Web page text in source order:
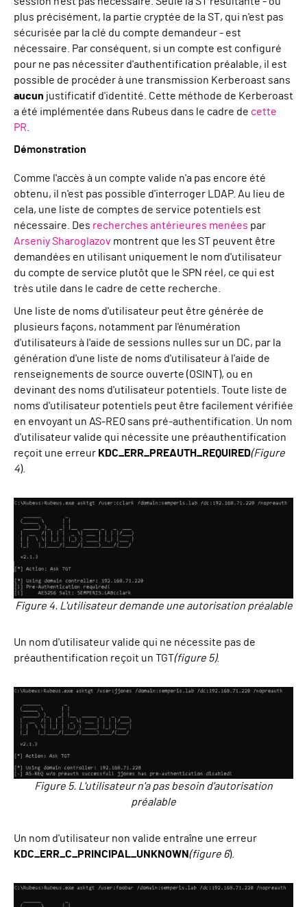
plus précisément, la partie cryptée de la ST, qui n'est pas
sécurisée par la clé du compte demandeur - est
nécessaire. Par conséquent, si un compte est configuré
pour ne pas nécessiter d'authentification préalable, il est
possible de procéder à une transmission Kerberoast sans
aucun justificatif d'identité. Cette méthode de Kerberoast
a été implémentée dans Rubeus dans le cadre de cette
PR
Démonstration
Comme l'accès à un compte valide n'a pas encore été
obtenu, il n'est pas possible d'interroger LDAP. Au lieu de
cela, une liste de comptes de service potentiels est
nécessaire. Des recherches antérieures menées par
Arseniy Sharoglazov montrent que les ST peuvent être
demandées en utilisant uniquement le nom d'utilisateur
du compte de service plutôt que le SPN réel, ce qui est
très utile dans le cadre de cette recherche.
Une liste de noms d'utilisateur peut être générée de
plusieurs façons, notamment par l'énumération
d'utilisateurs à l'aide de sessions nulles sur un DC, par la
génération d'une liste de noms d'utilisateur à l'aide de
renseignements de source ouverte (OSINT), ou en
devinant des noms d'utilisateur potentiels. Toute liste de
noms d'utilisateur potentiels peut être facilement vérifiée
en envoyant un AS-REQ sans pré-authentification. Un nom
d'utilisateur valide qui nécessite une préauthentification
reçoit une erreur KDC_ERR_PREAUTH_REQUIRED(Figure
4).
Figure 4. L'utilisateur demande une autorisation préalable
Un nom d'utilisateur valide qui ne nécessite pas de
préauthentification reçoit un TGT(figure 5).
Figure 5. L'utilisateur n'a pas besoin d'autorisation
préalable
Un nom d'utilisateur non valide entraîne une erreur
KDC_ERR_C_PRINCIPAL_UNKNOWN(figure 6).